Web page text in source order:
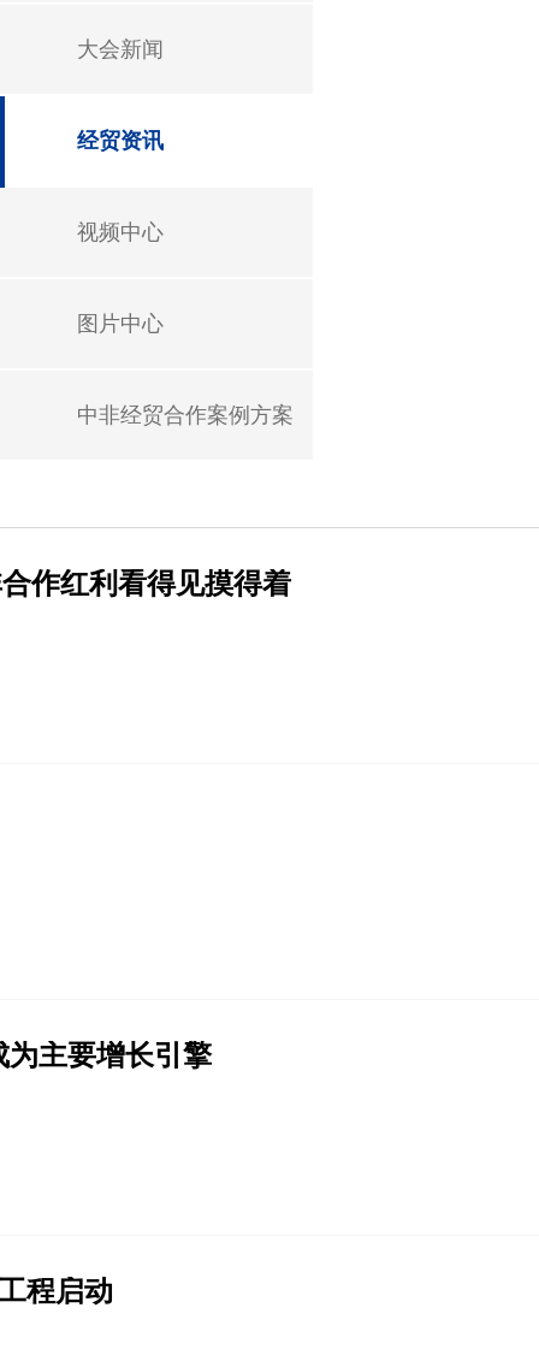
大会新闻
经贸资讯
视频中心
图片中心
中非经贸合作案例方案
作红利看得见摸得着
主要增长引擎
程启动